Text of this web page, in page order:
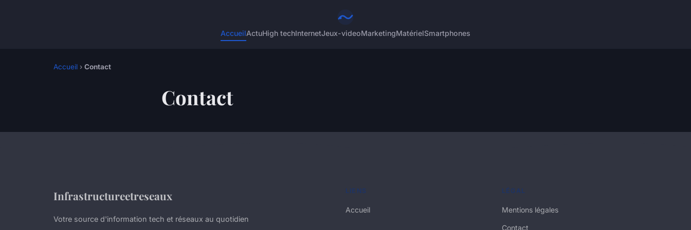
AccueilActuHigh techInternetJeux-videoMarketingMatérielSmartphones
Accueil › Contact
Contact
Infrastructureetreseaux
Votre source d'information tech et réseaux au quotidien
LIENS
Accueil
LÉGAL
Mentions légales
Contact